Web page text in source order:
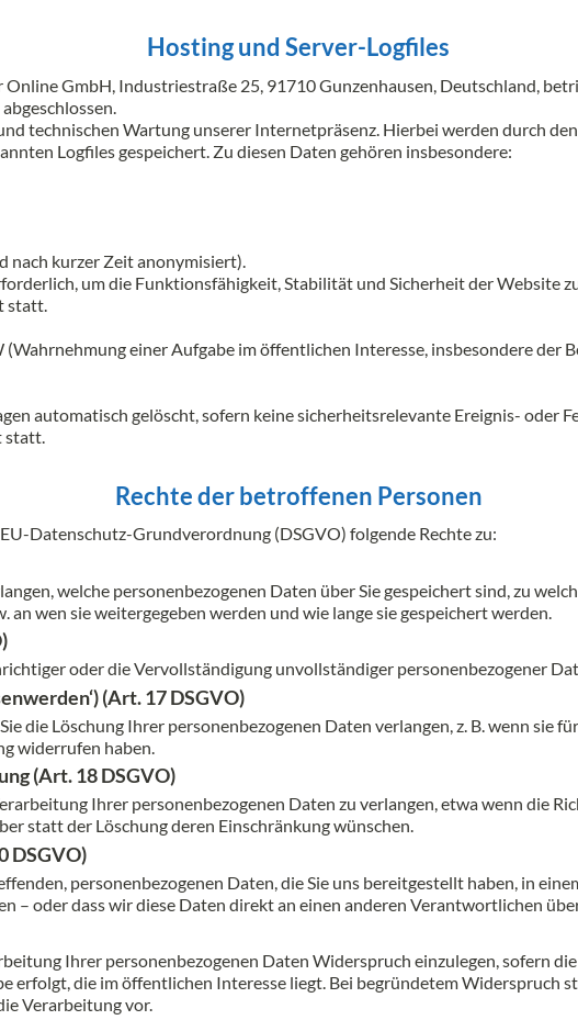
Hosting und Server-Logfiles
GmbH, Industriestraße 25, 91710 Gunzenhausen, Deutschland,
technischen Wartung unserer Internetpräsenz. Hierbei werden durch
Logfiles gespeichert. Zu diesen Daten gehören insbesondere:
nach kurzer Zeit anonymisiert).
um die Funktionsfähigkeit, Stabilität und Sicherheit der Website
statt.
(Wahrnehmung einer Aufgabe im öffentlichen Interesse, insbesondere der
automatisch gelöscht, sofern keine sicherheitsrelevante Ereignis- oder
statt.
Rechte der betroffenen Personen
Datenschutz-Grundverordnung (DSGVO) folgende Rechte zu:
welche personenbezogenen Daten über Sie gespeichert sind, zu
wen sie weitergegeben werden und wie lange sie gespeichert werden.
oder die Vervollständigung unvollständiger personenbezogener
(Art. 17 DSGVO)
die Löschung Ihrer personenbezogenen Daten verlangen, z. B. wenn sie
widerrufen haben.
(Art. 18 DSGVO)
Ihrer personenbezogenen Daten zu verlangen, etwa wenn die
statt der Löschung deren Einschränkung wünschen.
DSGVO)
personenbezogenen Daten, die Sie uns bereitgestellt haben, in
– oder dass wir diese Daten direkt an einen anderen Verantwortlichen
Ihrer personenbezogenen Daten Widerspruch einzulegen, sofern
erfolgt, die im öffentlichen Interesse liegt. Bei begründetem Widerspruch
Verarbeitung vor.